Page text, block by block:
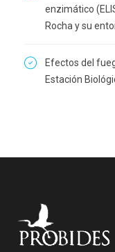
enzimático
Rocha y su
Efectos del
Estación